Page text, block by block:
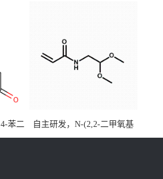
苯二
公斤
自主研发，N-(2,2-二甲氧基
乙基)丙烯酰胺CAS号49707-